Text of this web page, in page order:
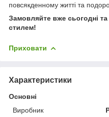
повсякденному житті та
Замовляйте вже сьогодні та
стилем!
Приховати
Характеристики
Основні
Виробник